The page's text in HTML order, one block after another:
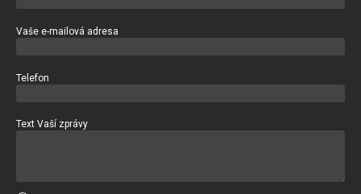
Vaše e-mailová adresa
Telefon
Text Vaší zprávy